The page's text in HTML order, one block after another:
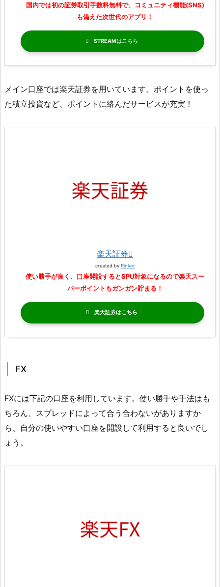
国内では初の証券取引手数料無料で、コミュニティ機能(SNS)
も備えた次世代のアプリ！
STREAM
メイン口座では楽天証券を用いています。ポイントを使っ
た積立投資など、ポイントに絡んだサービスが充実！
楽天証券
created by Rinker
使い勝手が良く、口座開設するとSPU対象になるので楽天スー
パーポイントもガンガン貯まる！
楽天証券
FX
FXには下記の口座を利用しています。使い勝手や手法はも
ちろん、スプレッドによって合う合わないがありますか
ら、自分の使いやすい口座を開設して利用すると良いでし
ょう。